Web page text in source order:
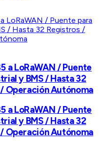
a LoRaWAN / Puente
y BMS / Hasta 32
Operación Autónoma
a LoRaWAN / Puente
y BMS / Hasta 32
Operación Autónoma